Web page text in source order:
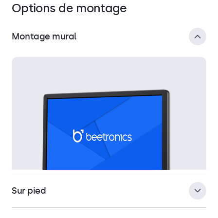
Options de montage
Montage mural
Sur pied